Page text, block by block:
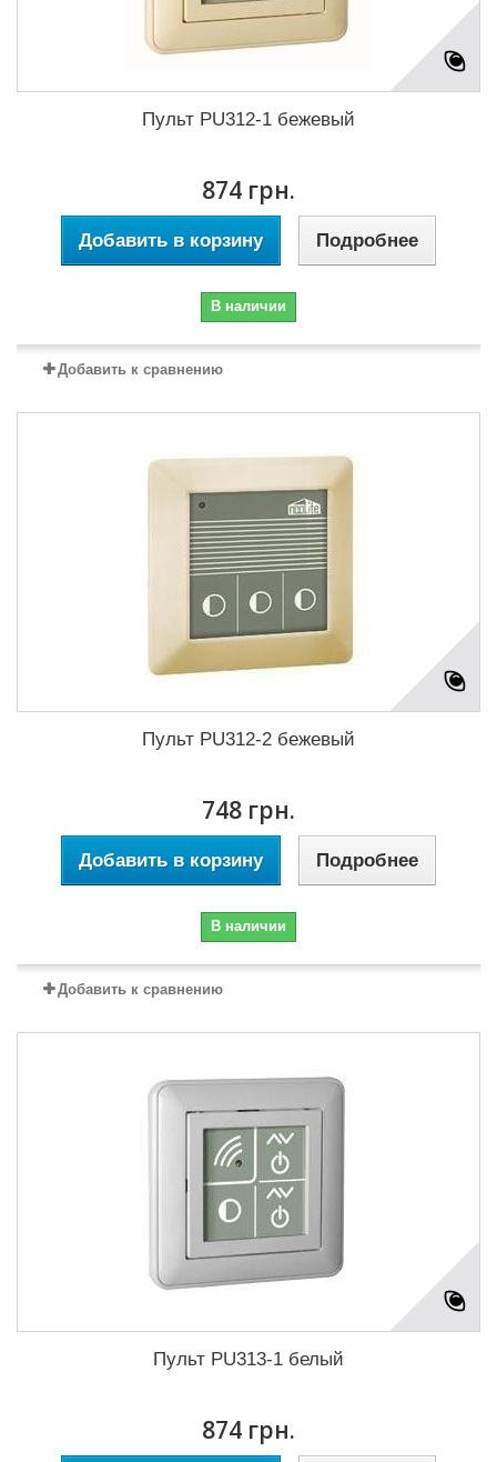
Пульт PU312-1 бежевый
874 грн.
Добавить в корзину Подробнее
В наличии
Добавить к сравнению
Пульт PU312-2 бежевый
748 грн.
Добавить в корзину Подробнее
В наличии
Добавить к сравнению
Пульт PU313-1 белый
874 грн.